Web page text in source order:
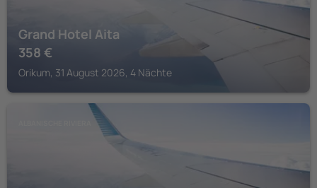
Grand Hotel Aita
358 €
Orikum, 31 August 2026, 4 Nächte